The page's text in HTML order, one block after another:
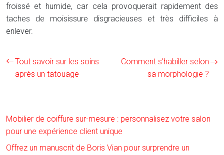
froissé et humide, car cela provoquerait rapidement des
taches de moisissure disgracieuses et très difficiles à
enlever.
Tout savoir sur les soins
après un tatouage
Comment s’habiller selon
sa morphologie ?
Mobilier de coiffure sur-mesure : personnalisez votre salon
pour une expérience client unique
Offrez un manuscrit de Boris Vian pour surprendre un